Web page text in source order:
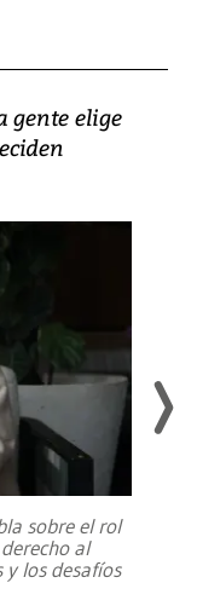
gente elige
sobre el rol
al
los desafíos